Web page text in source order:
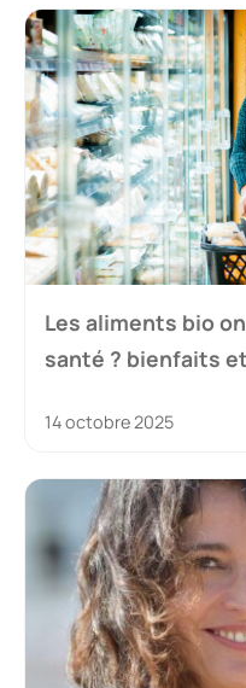
Les aliments bio
santé ? bienfaits
14 octobre 2025